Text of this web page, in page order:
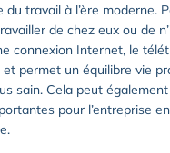
du travail à l’ère moderne.
de chez eux ou de
connexion Internet, le
permet un équilibre vie
sain. Cela peut
pour l’entreprise